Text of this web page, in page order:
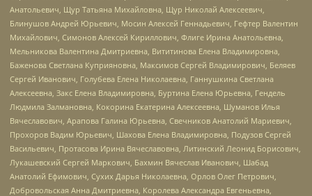
Анатольевич, Щур Татьяна Михайловна, Щур Николай Алексеевич,
Блинушов Андрей Юрьевич, Мосин Алексей Геннадьевич, Гефтер Валентин
Михайлович, Симонов Алексей Кириллович, Флиге Ирина Анатольевна,
Мельникова Валентина Дмитриевна, Вититинова Елена Владимировна,
Баженова Светлана Куприяновна, Максимов Сергей Владимирович, Беляев
Сергей Иванович, Голубева Елена Николаевна, Ганнушкина Светлана
Алексеевна, Закс Елена Владимировна, Буртина Елена Юрьевна, Гендель
Людмила Залмановна, Кокорина Екатерина Алексеевна, Шуманов Илья
Вячеславович, Арапова Галина Юрьевна, Свечников Анатолий Мариевич,
Прохоров Вадим Юрьевич, Шахова Елена Владимировна, Подузов Сергей
Васильевич, Протасова Ирина Вячеславовна, Литинский Леонид Борисович,
Лукашевский Сергей Маркович, Бахмин Вячеслав Иванович, Шабад
Анатолий Ефимович, Сухих Дарья Николаевна, Орлов Олег Петрович,
Добровольская Анна Дмитриевна, Королева Александра Евгеньевна,